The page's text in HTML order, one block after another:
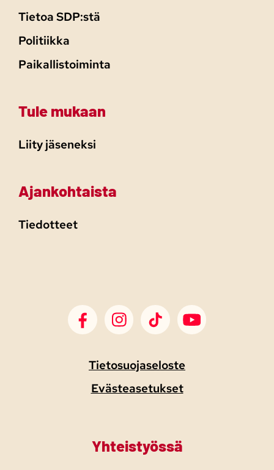
Tietoa SDP:stä
Politiikka
Paikallistoiminta
Tule mukaan
Liity jäseneksi
Ajankohtaista
Tiedotteet
SDP Facebook
SDP Instagram
SDP TikTokSDP Youtube
Tietosuojaseloste
Evästeasetukset
Yhteistyössä